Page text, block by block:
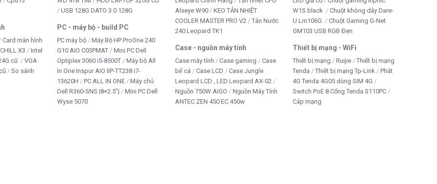
Card màn hình
X3
Intel
cũ
VGA
So sánh
USB 128G DATO 3.0 128G
PC - máy bộ - build PC
PC máy bộ
Máy Bộ HP ProOne 240
G10 AIO C03PMAT
Mini PC Dell
Optiplex 3060 i5-8500T
Máy bộ All
In One Inspur AIO IIP-TT238 i7-
13620H
PC ALL IN ONE
Máy chủ
Dell R360-SNS |8×2.5”|
Mini PC Dell
Wyse 5070
Alseye W90
KEO TẢN NHIỆT
COOLER MASTER PRO V2
Tản Nước
240 Leopard TK1
Case - nguồn máy tính
Case máy tính Case gaming
Case
bể cá
Case LCD
Case Jungle
Leopard LCD , LED Leopard AX-02
Nguồn 750W AIGO
Nguồn Máy Tính
ANTEC ZEN 450 EC 450w
W1S black
Chuột không dây Dare-
U Lm106G
Chuột Gaming G-Net
GM103 USB RGB Đen
Thiết bị mạng - WiFi
Thiết bị mạng Ruijie
Thiết bị mạng
Tenda
Thiết bị mạng Tp-Link
Phát
4G Tenda 4G05 dùng SIM 4G
Switch PoE 8 Cổng Tenda S110PC
Cáp mạng